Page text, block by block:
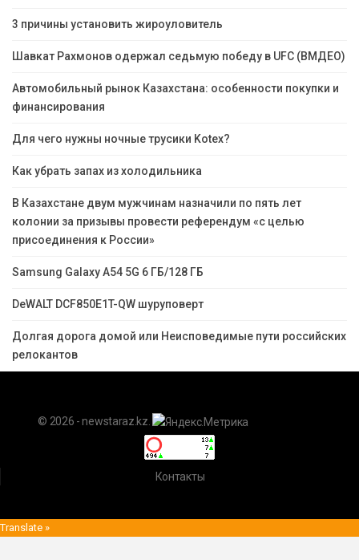
3 причины установить жироуловитель
Шавкат Рахмонов одержал седьмую победу в UFC (ВМДЕО)
Автомобильный рынок Казахстана: особенности покупки и
финансирования
Для чего нужны ночные трусики Kotex?
Как убрать запах из холодильника
В Казахстане двум мужчинам назначили по пять лет
колонии за призывы провести референдум «с целью
присоединения к России»
Samsung Galaxy A54 5G 6 ГБ/128 ГБ
DeWALT DCF850E1T-QW шуруповерт
Долгая дорога домой или Неисповедимые пути российских
релокантов
© 2026 - newstaraz.kz.
Контакты
Translate »